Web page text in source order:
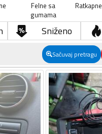
Felne sa
gumama
Ratkapne
Sniženo
Sačuvaj pretragu